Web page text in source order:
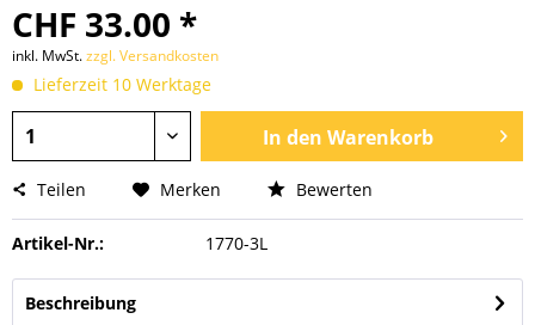
CHF 33.00 *
inkl. MwSt.zzgl. Versandkosten
Lieferzeit 10 Werktage
In den Warenkorb
Teilen Merken Bewerten
Artikel-Nr.: 1770-3L
Beschreibung